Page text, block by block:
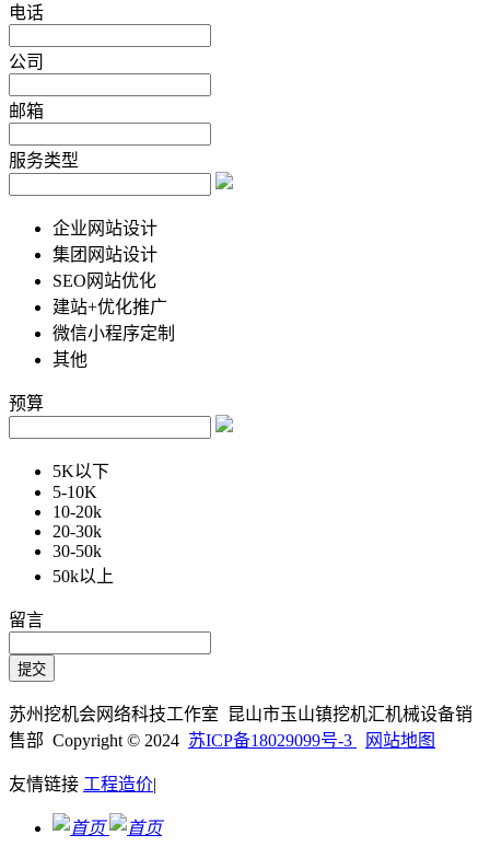
电话
公司
邮箱
服务类型
企业网站设计
集团网站设计
SEO网站优化
建站+优化推广
微信小程序定制
其他
预算
5K以下
5-10K
10-20k
20-30k
30-50k
50k以上
留言
苏州挖机会网络科技工作室 昆山市玉山镇挖机汇机械设备销
售部 Copyright © 2024 苏ICP备18029099号-3 网站地图
友情链接 工程造价|